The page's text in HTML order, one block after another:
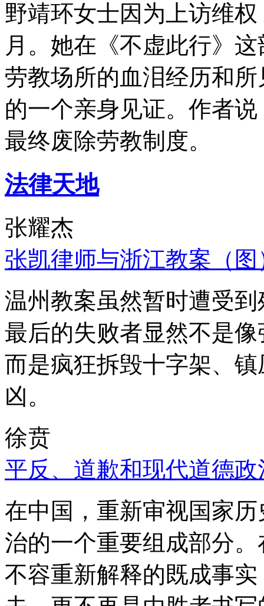
野靖环女士因为上访维
月。她在《不虚此行》
劳教场所的血泪经历和
的一个亲身见证。作者
最终废除劳教制度。
法律天地
张耀杰
张凯律师与浙江教案（图
温州教案虽然暂时遭受
最后的失败者显然不是
而是疯狂拆毁十字架、
凶。
徐贲
平反、道歉和现代道德政
在中国，重新审视国家
治的一个重要组成部分
不容重新解释的既成事